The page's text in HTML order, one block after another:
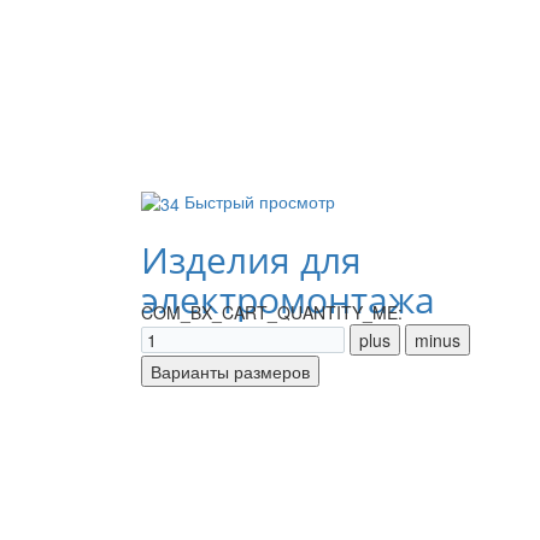
Быстрый просмотр
Изделия для
электромонтажа
COM_BX_CART_QUANTITY_ME: